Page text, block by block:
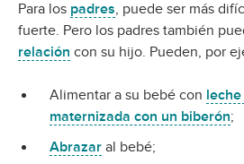
Para los padres, puede ser más
fuerte. Pero los padres también
relación con su hijo. Pueden, por
Alimentar a su bebé con
maternizada con un biberón;
Abrazar al bebé;